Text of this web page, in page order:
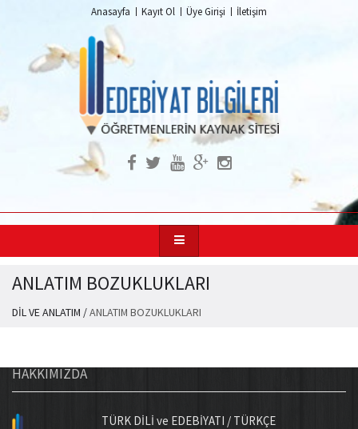
Anasayfa Kayıt Ol Üye Girişi İletişim
ANLATIM BOZUKLUKLARI
DİL VE ANLATIM /ANLATIM BOZUKLUKLARI
HAKKIMIZDA
TÜRK DİLİ ve EDEBİYATI / TÜRKÇE